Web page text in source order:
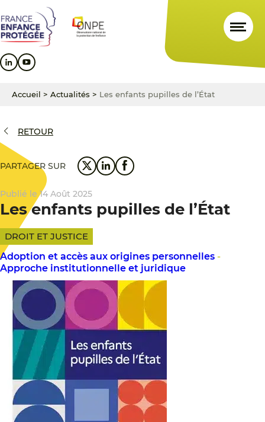
au
contenu
principal
au
menu
principal
au
pied
de
Accueil > Actualités > Les enfants pupilles de l’État
RETOUR
PARTAGER SUR
Publié le 14 Août 2025
Les enfants pupilles de l’État
DROIT ET JUSTICE
Adoption et accès aux origines personnelles -
Approche institutionnelle et juridique